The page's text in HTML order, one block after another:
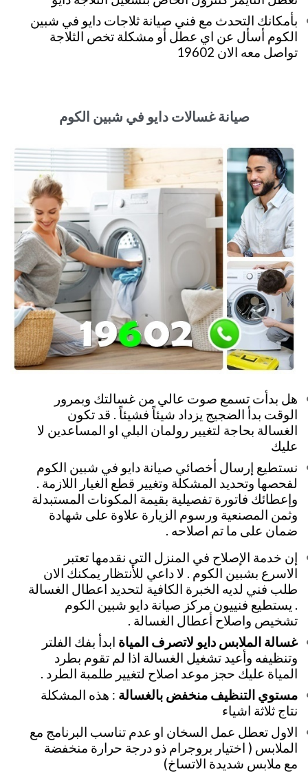
بأمكانك التحدث مع فني صيانة ثلاجات دايو في شبين
الكوم أسأل عن اي عطل أو مشكلة تخص الثلاجة
تواصل معه الان 19602
صيانة غسالات دايو في شبين الكوم
هل بدأت تسمع صوت عالي من غسالتك وبمرور
الوقت بدأ الضجيج يزداد شيئاً فشيئاً . قد تكون
الغسالة بحاجة لتغيير رولمان البلي او المساعدين لا
عليك
نستطيع إرسال أخصائي صيانة دايو في شبين الكوم
لفحصها وتحديد المشكلة وتغيير قطع الغيار اللازمة .
وإعطائك فاتورة تفصيلية بقيمة المكونات المستبدلة
وثمن المصنعية ورسوم الزيارة علاوة على شهادة
ضمان على ما تم اصلاحه .
إن خدمة الإصلاح في المنزل التي نقدمها تعتبر
الاسرع بشبين الكوم . لا داعي للأنتظار يمكنك الان
طلب فني لديه الخبرة الكافية لتحديد اعطال الغسالة
. يستطيع فنييون مركز صيانة دايو شبين الكوم
تشخيص واصلاح أعطال الغسالة .
غسالة الملابس دايو لاتصرف المياة ابدأ بفك الفلتر
وتنظيفه وأعيد تشغيل الغسالة اذا لم تقوم بطرد
المياة عليك حجز موعد اصلاح لتغيير طلمبة الطرد .
مستوي التنظيف منخفض بالغسالة : هذه المشكلة
نتاج ثلاثة اشياء
الاول تعطل عمل السخان او عدم تناسب البرنامج مع
الملابس ( اختيار بروجرام ذو درجة حرارة منخفضة
مع ملابس شديدة الاتساخ)